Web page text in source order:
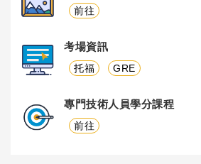
前往
考場資訊
托福 GRE
專門技術人員學分課程
前往